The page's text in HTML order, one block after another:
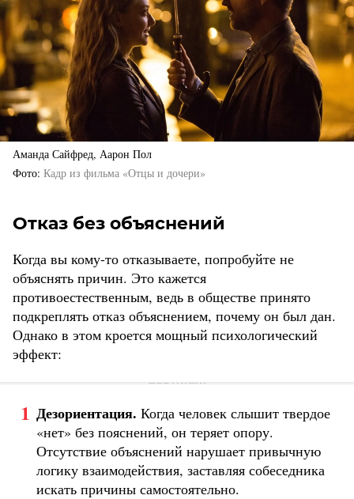
Аманда Сайфред, Аарон Пол
Фото Кадр из фильма «Отцы и дочери»
Отказ без объяснений
Когда вы кому-то отказываете, попробуйте не
объяснять причин. Это кажется
противоестественным, ведь в обществе принято
подкреплять отказ объяснением, почему он был дан.
Однако в этом кроется мощный психологический
эффект:
Дезориентация. Когда человек слышит твердое
«нет» без пояснений, он теряет опору.
Отсутствие объяснений нарушает привычную
логику взаимодействия, заставляя собеседника
искать причины самостоятельно.